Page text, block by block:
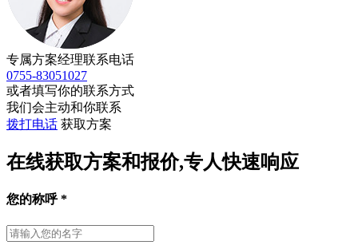
专属方案经理联系电话
0755-83051027
或者填写你的联系方式
我们会主动和你联系
拨打电话 获取方案
在线获取方案和报价,专人快速响应
您的称呼*